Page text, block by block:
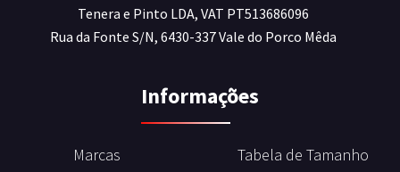
Tenera e Pinto LDA, VAT PT513686096
Rua da Fonte S/N, 6430-337 Vale do Porco Mêda
Informações
Marcas
Tabela de Tamanho